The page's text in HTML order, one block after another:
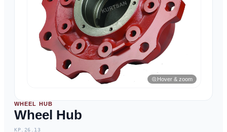
Hover & zoom
WHEEL HUB
Wheel Hub
KP.26.13